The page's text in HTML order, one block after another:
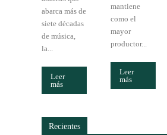
abarca más de
siete décadas
de música,
la...
Leer
más
mantiene
como el
mayor
productor...
Leer
más
Recientes